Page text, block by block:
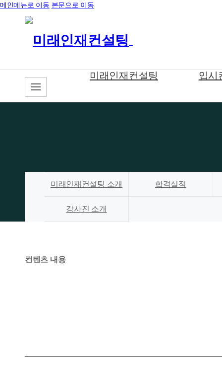
메인메뉴로 이동 본문으로 이동
미래인재컨설팅 소개 합격실적
강사진 소개
컨텐츠 내용
미래인재컨설팅 입시